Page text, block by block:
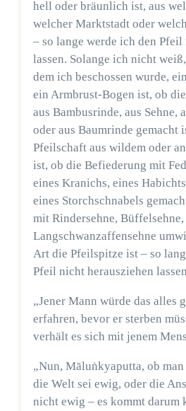
hell oder bräunlich ist, aus
welcher Marktstadt oder
– so lange werde ich den
lassen. Solange ich nicht
dem ich beschossen wurde,
ein Armbrust-Bogen ist, ob
aus Bambusrinde, aus Sehne,
oder aus Baumrinde gemacht
Pfeilschaft aus wildem oder
ist, ob die Befiederung mit
eines Kranichs, eines
eines Storchschnabels
mit Rindersehne,
Langschwanzaffensehne
Art die Pfeilspitze ist – so
Pfeil nicht herausziehen
„Jener Mann würde das alles
erfahren, bevor er sterben
verhält es sich mit jenem
„Nun, Māluṅkyaputta, ob
die Welt sei ewig, oder die
nicht ewig – es kommt darum